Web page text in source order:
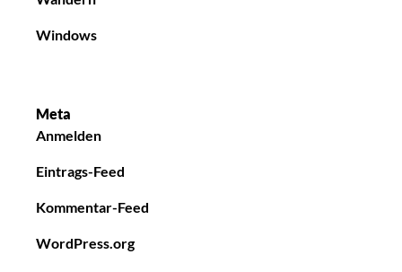
Windows
Meta
Anmelden
Eintrags-Feed
Kommentar-Feed
WordPress.org